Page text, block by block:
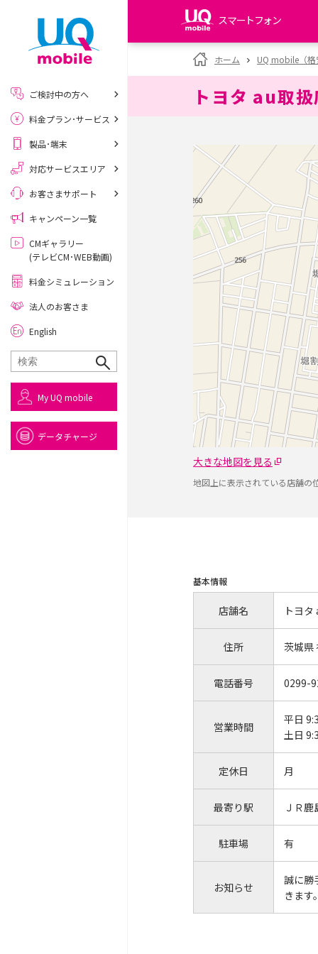
スマートフォン
my UQ WiMAX
UQ WiMAX ご契約の方
My UQ mobile
UQ mobile
データチャージサイト
ホーム UQ mobile（
トヨタ au取
大きな地図を見る
地図上に表示されている店舗の
基本情報
店舗名 トヨ
住所 茨城県
電話番号 0299-
営業時間
平日
土日
定休日 月
最寄り駅 ＪＲ
駐車場 有
お知らせ
誠に勝
きま
ご検討中の方へ
料金プラン･サービス
製品･端末
対応サービスエリア
お客さまサポート
キャンペーン一覧
CMギャラリー
(テレビCM･WEB動画)
料金シミュレーション
法人のお客さま
English
My UQ mobile
データチャージ